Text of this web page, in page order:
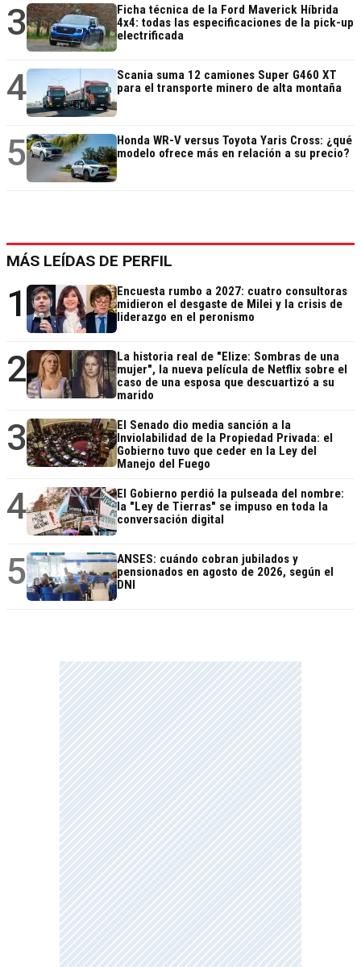
3
Ficha técnica de la Ford Maverick Híbrida
4x4: todas las especificaciones de la pick-up
electrificada
4
Scania suma 12 camiones Super G460 XT
para el transporte minero de alta montaña
5
Honda WR-V versus Toyota Yaris Cross: ¿qué
modelo ofrece más en relación a su precio?
MÁS LEÍDAS DE PERFIL
1
Encuesta rumbo a 2027: cuatro consultoras
midieron el desgaste de Milei y la crisis de
liderazgo en el peronismo
2
La historia real de "Elize: Sombras de una
mujer", la nueva película de Netflix sobre el
caso de una esposa que descuartizó a su
marido
3
El Senado dio media sanción a la
Inviolabilidad de la Propiedad Privada: el
Gobierno tuvo que ceder en la Ley del
Manejo del Fuego
4
El Gobierno perdió la pulseada del nombre:
la "Ley de Tierras" se impuso en toda la
conversación digital
5
ANSES: cuándo cobran jubilados y
pensionados en agosto de 2026, según el
DNI